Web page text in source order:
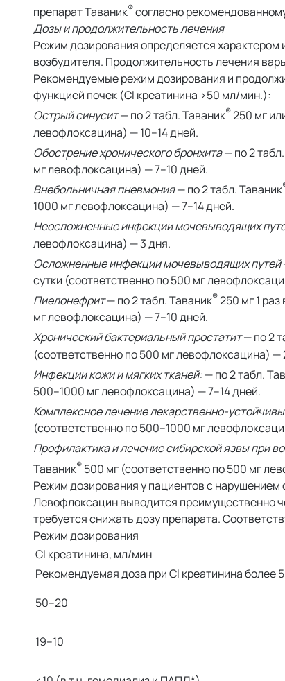
препарат Таваник®согласно
Дозы и продолжительность лечения
Режим дозирования определяется
возбудителя. Продолжительность лечения
Рекомендуемые режим дозирования и
функцией почек (Cl креатинина >50 мл/мин.):
Острый синусит— по 2 табл. Таваник®250 мг
левофлоксацина) — 10–14 дней.
Обострение хронического бронхита— по 2
мг левофлоксацина) — 7–10 дней.
Внебольничная пневмония— по 2 табл. Таваник
1000 мг левофлоксацина) — 7–14 дней.
Неосложненные инфекции мочевыводящих
левофлоксацина) — 3 дня.
Осложненные инфекции мочевыводящих путей
сутки (соответственно по 500 мг
Пиелонефрит— по 2 табл. Таваник®250 мг 1 раз
мг левофлоксацина) — 7–10 дней.
Хронический бактериальный простатит— по 2
(соответственно по 500 мг левофлоксацина) —
Инфекции кожи и мягких тканей:— по 2 табл.
500–1000 мг левофлоксацина) — 7–14 дней.
Комплексное лечение лекарственно-
(соответственно по 500–1000 мг
Профилактика и лечение сибирской язвы при
Таваник® 500 мг (соответственно по 500 мг
Режим дозирования у пациентов с
Левофлоксацин выводится преимущественно
требуется снижать дозу препарата.
Режим дозирования
Cl креатинина, мл/мин
Рекомендуемая доза при Cl креатинина более
50–20
19–10